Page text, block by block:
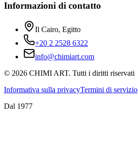
Informazioni di contatto
Il Cairo, Egitto
+20 2 2528 6322
info@chimiart.com
© 2026 CHIMI ART. Tutti i diritti riservati
Informativa sulla privacyTermini di servizio
Dal 1977